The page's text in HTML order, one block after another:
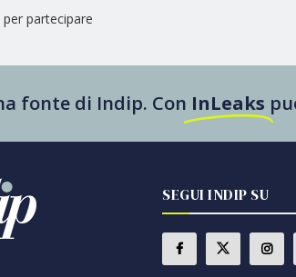
per partecipare
fonte di Indip. Con InLeaks
SEGUI INDIP SU